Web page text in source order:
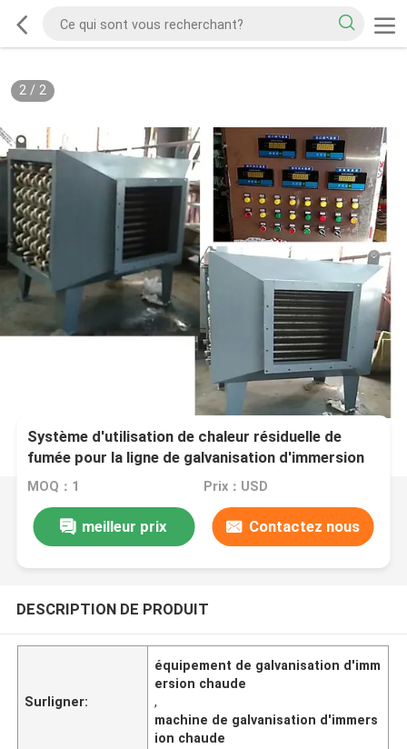
2/ 2
Système d'utilisation de chaleur résiduelle de
fumée pour la ligne de galvanisation d'immersion
chaude
MOQ：1 Prix：USD
meilleur prix Contactez nous
DESCRIPTION DE PRODUIT
Surligner:
équipement de galvanisation d'imm
ersion chaude
,
machine de galvanisation d'immers
ion chaude